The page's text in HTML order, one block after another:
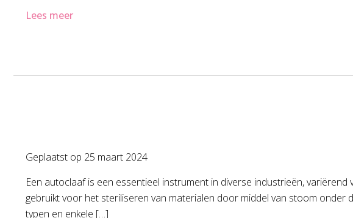
Lees meer
Geplaatst op 25 maart 2024
Een autoclaaf is een essentieel instrument in diverse industrieën,
gebruikt voor het steriliseren van materialen door middel van stoom onder
typen en enkele […]